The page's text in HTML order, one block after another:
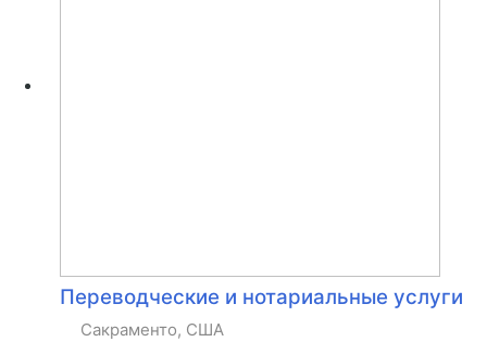
Переводческие и нотариальные услуги
Сакраменто, США